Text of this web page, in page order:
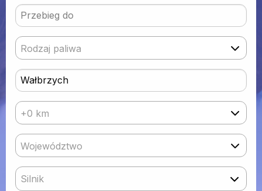
Rodzaj paliwa
+0 km
Województwo
Silnik